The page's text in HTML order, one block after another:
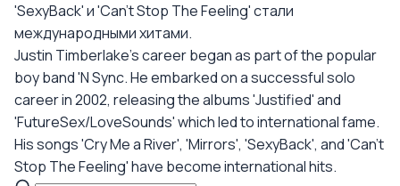
'SexyBack' и 'Can't Stop The Feeling' стали
международными хитами.
Justin Timberlake's career began as part of the popular
boy band 'N Sync. He embarked on a successful solo
career in 2002, releasing the albums 'Justified' and
'FutureSex/LoveSounds' which led to international fame.
His songs 'Cry Me a River', 'Mirrors', 'SexyBack', and 'Can't
Stop The Feeling' have become international hits.